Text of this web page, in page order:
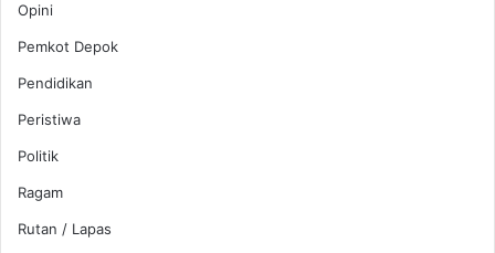
Opini
Pemkot Depok
Pendidikan
Peristiwa
Politik
Ragam
Rutan / Lapas